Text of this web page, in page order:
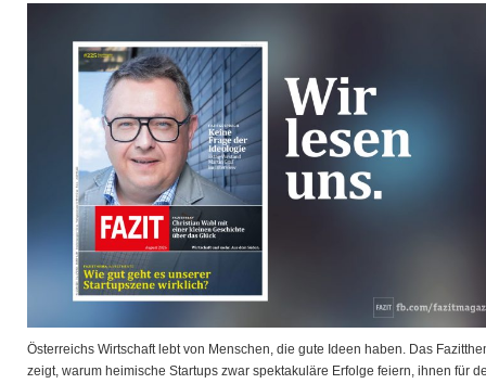
Österreichs Wirtschaft lebt von Menschen, die gute Ideen haben. Das
zeigt, warum heimische Startups zwar spektakuläre Erfolge feiern, ihnen für